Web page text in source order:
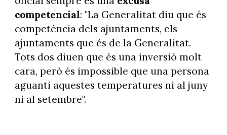
competencial: "La Generalitat diu que és
competència dels ajuntaments, els
ajuntaments que és de la Generalitat.
Tots dos diuen que és una inversió molt
cara, però és impossible que una persona
aguanti aquestes temperatures ni al juny
ni al setembre".